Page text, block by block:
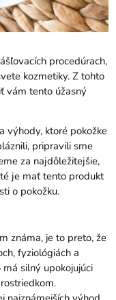
procedúrach,
kozmetiky. Z tohto
vám tento úžasný
výhody, ktoré pokožke
pripravili sme
za najdôležitejšie,
je mať tento produkt
o pokožku.
známa, je to preto, že
fyziológiách a
silný upokojujúci